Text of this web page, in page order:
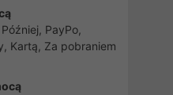
Później, PayPo,
Kartą, Za pobraniem